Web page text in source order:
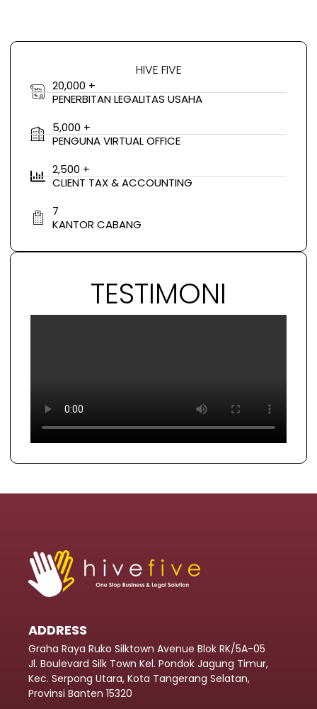
HIVE FIVE
20,000 +
PENERBITAN LEGALITAS USAHA
5,000 +
PENGUNA VIRTUAL OFFICE
2,500 +
CLIENT TAX & ACCOUNTING
7
KANTOR CABANG
TESTIMONI
ADDRESS
Graha Raya Ruko Silktown Avenue Blok RK/5A-05
Jl. Boulevard Silk Town Kel. Pondok Jagung Timur,
Kec. Serpong Utara, Kota Tangerang Selatan,
Provinsi Banten 15320